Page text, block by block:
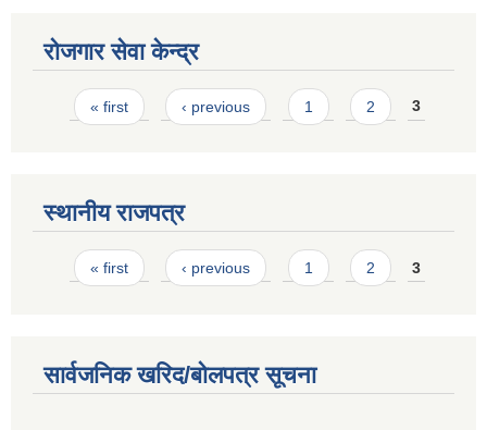
रोजगार सेवा केन्द्र
Pages
« first ‹ previous 1 2 3
स्थानीय राजपत्र
Pages
« first ‹ previous 1 2 3
सार्वजनिक खरिद/बोलपत्र सूचना